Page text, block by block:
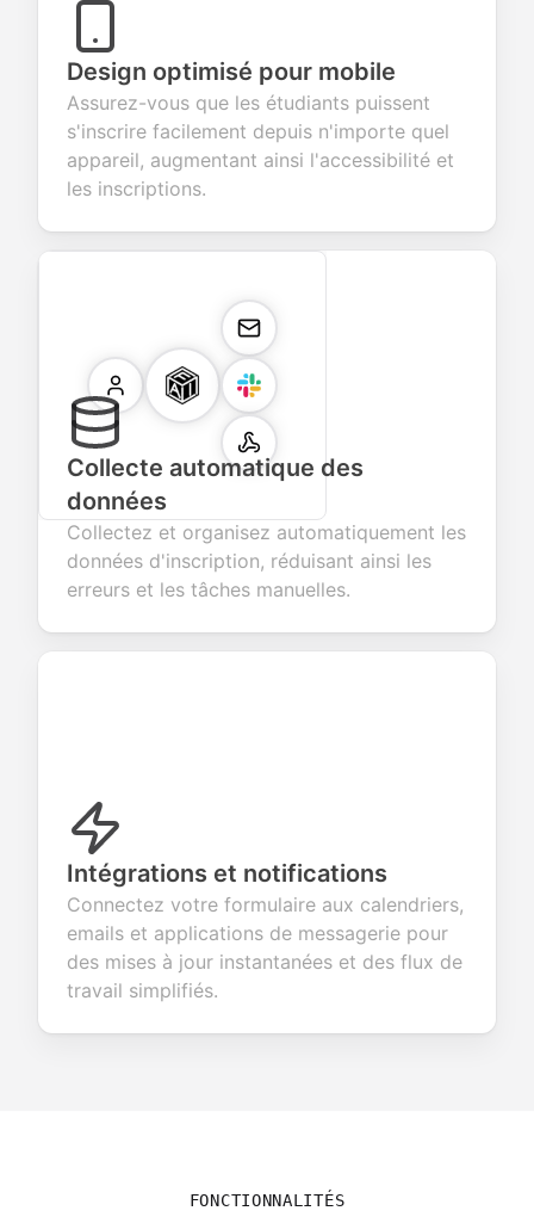
Design optimisé pour mobile
Assurez-vous que les étudiants puissent
s'inscrire facilement depuis n'importe quel
appareil, augmentant ainsi l'accessibilité et
les inscriptions.
Collecte automatique des
données
Collectez et organisez automatiquement les
données d'inscription, réduisant ainsi les
erreurs et les tâches manuelles.
Intégrations et notifications
Connectez votre formulaire aux calendriers,
emails et applications de messagerie pour
des mises à jour instantanées et des flux de
travail simplifiés.
FONCTIONNALITÉS